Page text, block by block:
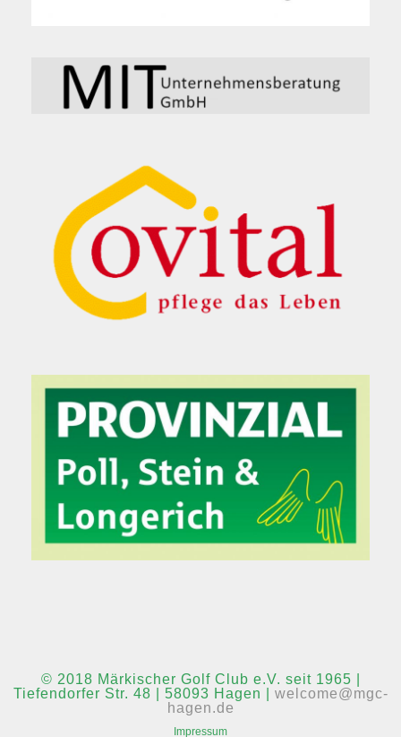
© 2018 Märkischer Golf Club e.V. seit 1965 |
Tiefendorfer Str. 48 | 58093 Hagen | welcome@mgc-
hagen.de
Impressum